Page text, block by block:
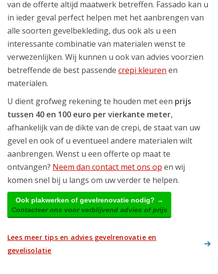
van de offerte altijd maatwerk betreffen. Fassado kan u
in ieder geval perfect helpen met het aanbrengen van
alle soorten gevelbekleding, dus ook als u een
interessante combinatie van materialen wenst te
verwezenlijken. Wij kunnen u ook van advies voorzien
betreffende de best passende crepi kleuren en
materialen.
U dient grofweg rekening te houden met een prijs
tussen 40 en 100 euro per vierkante meter,
afhankelijk van de dikte van de crepi, de staat van uw
gevel en ook of u eventueel andere materialen wilt
aanbrengen. Wenst u een offerte op maat te
ontvangen? Neem dan contact met ons op en wij
komen snel bij u langs om uw verder te helpen.
Ook plakwerken of gevelrenovatie nodig? →
Contacteer ons voor verblijvend advies of prijs
Lees meer tips en advies gevelrenovatie en
gevelisolatie